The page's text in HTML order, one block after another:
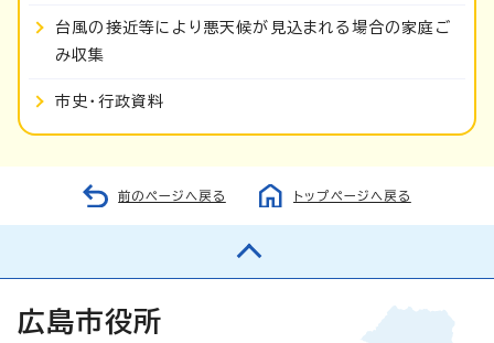
台風の接近等により悪天候が見込まれる場合の家庭ご
み収集
市史・行政資料
前のページへ戻る トップページへ戻る
広島市役所